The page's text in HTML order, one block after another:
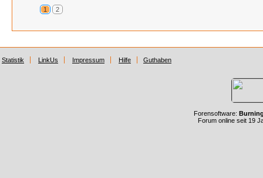
1 2
Statistik LinkUs Impressum Hilfe Guthaben
Forensoftware:
Forum online seit 19